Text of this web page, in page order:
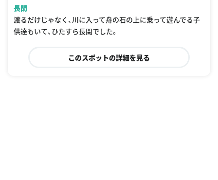
長閑
渡るだけじゃなく、川に入って舟の石の上に乗って遊んでる子
供達もいて、ひたすら長閑でした。
このスポットの詳細を見る